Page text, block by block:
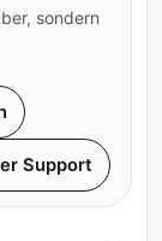
sondern
Support